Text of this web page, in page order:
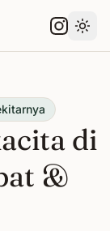
di
&